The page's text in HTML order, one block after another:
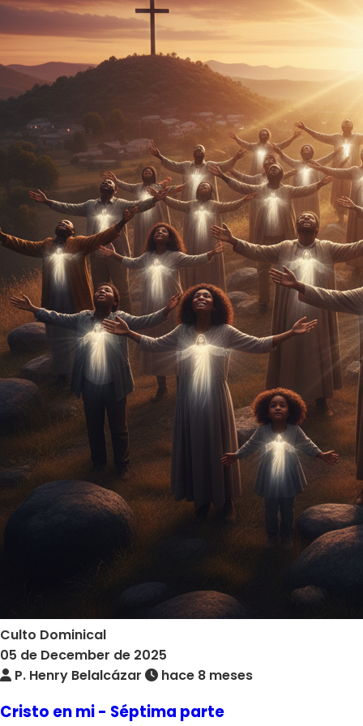
preparados para el arrebatamiento y recibir los
galardones. No toda la iglesia será arrebatada al
mismo tiempo. No se refiere a la salvación, se refiere
a estar preparado y digno para participar del Reino
milenial. Bien venido al estudio de la maravillosa
Culto Dominical
05 de December de 2025
P. Henry Belalcázar
hace 8 meses
Cristo en mi - Séptima parte